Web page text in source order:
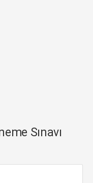
Sınavı